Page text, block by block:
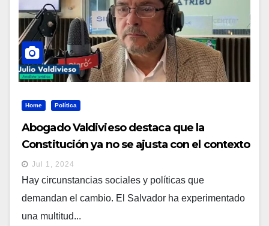
Home Política
Abogado Valdivieso destaca que la
Constitución ya no se ajusta con el contexto
que vive el país
Jul 1, 2024
Hay circunstancias sociales y políticas que
demandan el cambio. El Salvador ha experimentado
una multitud...